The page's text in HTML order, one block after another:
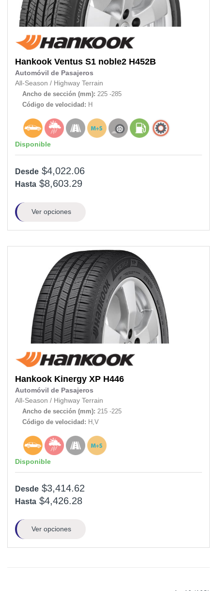
Hankook Ventus S1 noble2 H452B
Automóvil de Pasajeros
All-Season / Highway Terrain
Ancho de sección (mm): 225 -285
Código de velocidad: H
Disponible
Desde $4,022.06
Hasta $8,603.29
Ver opciones
Hankook Kinergy XP H446
Automóvil de Pasajeros
All-Season / Highway Terrain
Ancho de sección (mm): 215 -225
Código de velocidad: H,V
Disponible
Desde $3,414.62
Hasta $4,426.28
Ver opciones